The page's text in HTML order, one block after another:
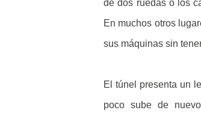
de dos ruedas o los
En muchos otros
sus máquinas sin
El túnel presenta un
poco sube de